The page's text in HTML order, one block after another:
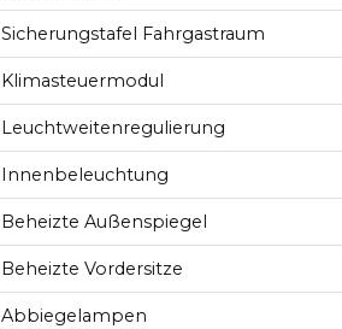
Sicherungstafel Fahrgastraum
Klimasteuermodul
Leuchtweitenregulierung
Innenbeleuchtung
Beheizte Außenspiegel
Beheizte Vordersitze
Abbiegelampen